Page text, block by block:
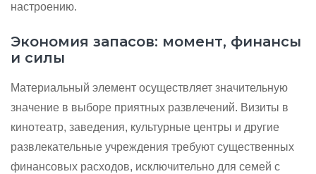
настроению.
Экономия запасов: момент, финансы
и силы
Материальный элемент осуществляет значительную
значение в выборе приятных развлечений. Визиты в
кинотеатр, заведения, культурные центры и другие
развлекательные учреждения требуют существенных
финансовых расходов, исключительно для семей с